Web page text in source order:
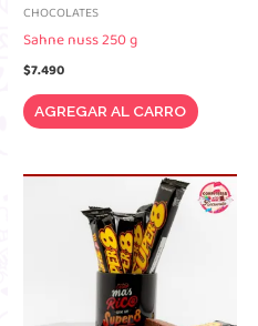
CHOCOLATES
Sahne nuss 250 g
$7.490
AGREGAR AL CARRO